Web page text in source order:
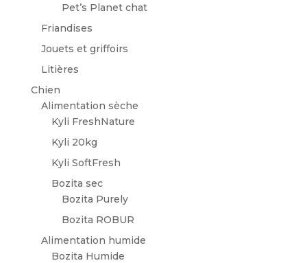
Pet’s Planet chat
Friandises
Jouets et griffoirs
Litières
Chien
Alimentation sèche
Kyli FreshNature
Kyli 20kg
Kyli SoftFresh
Bozita sec
Bozita Purely
Bozita ROBUR
Alimentation humide
Bozita Humide